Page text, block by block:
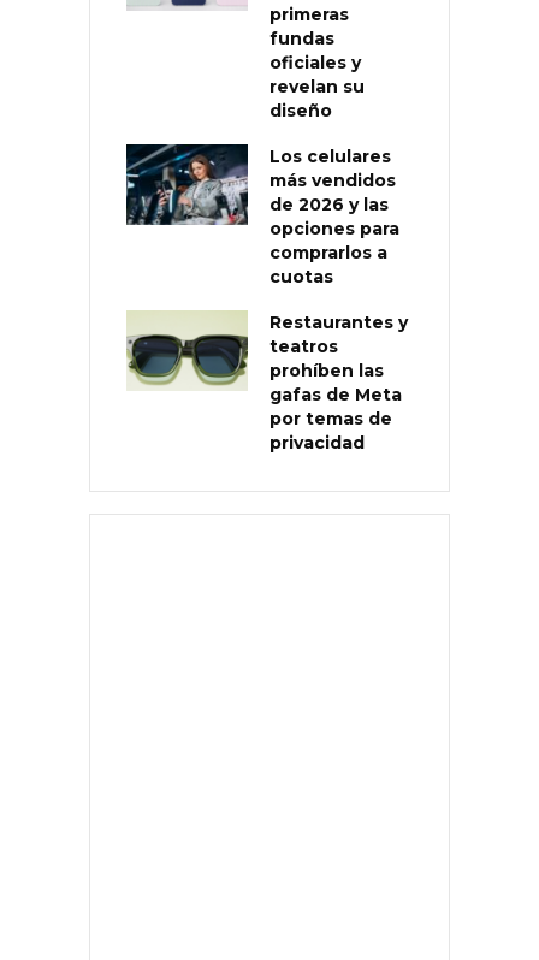
primeras
fundas
oficiales y
revelan su
diseño
Los celulares
más vendidos
de 2026 y las
opciones para
comprarlos a
cuotas
Restaurantes y
teatros
prohíben las
gafas de Meta
por temas de
privacidad